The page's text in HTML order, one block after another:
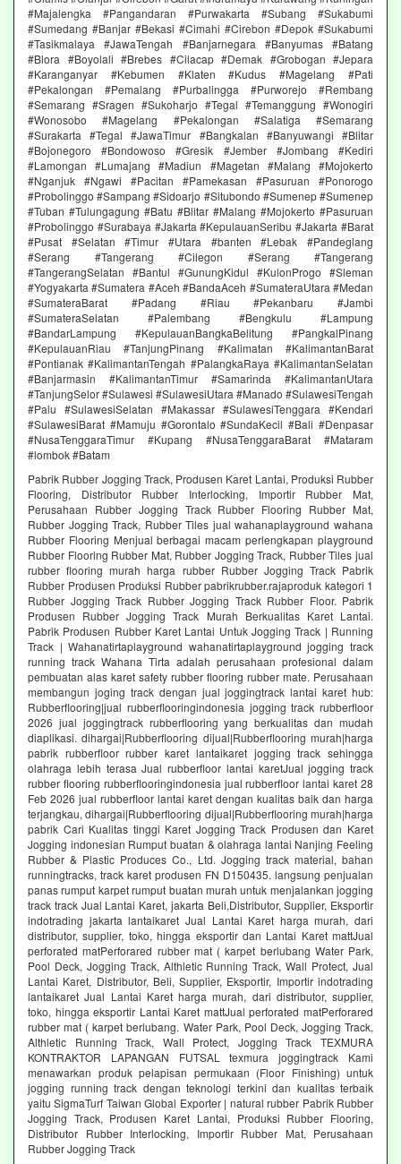
#Majalengka #Pangandaran #Purwakarta #Subang #Sukabumi
#Sumedang #Banjar #Bekasi #Cimahi #Cirebon #Depok #Sukabumi
#Tasikmalaya #JawaTengah #Banjarnegara #Banyumas #Batang
#Blora #Boyolali #Brebes #Cilacap #Demak #Grobogan #Jepara
#Karanganyar #Kebumen #Klaten #Kudus #Magelang #Pati
#Pekalongan #Pemalang #Purbalingga #Purworejo #Rembang
#Semarang #Sragen #Sukoharjo #Tegal #Temanggung #Wonogiri
#Wonosobo #Magelang #Pekalongan #Salatiga #Semarang
#Surakarta #Tegal #JawaTimur #Bangkalan #Banyuwangi #Blitar
#Bojonegoro #Bondowoso #Gresik #Jember #Jombang #Kediri
#Lamongan #Lumajang #Madiun #Magetan #Malang #Mojokerto
#Nganjuk #Ngawi #Pacitan #Pamekasan #Pasuruan #Ponorogo
#Probolinggo #Sampang #Sidoarjo #Situbondo #Sumenep #Sumenep
#Tuban #Tulungagung #Batu #Blitar #Malang #Mojokerto #Pasuruan
#Probolinggo #Surabaya #Jakarta #KepulauanSeribu #Jakarta #Barat
#Pusat #Selatan #Timur #Utara #banten #Lebak #Pandeglang
#Serang #Tangerang #Cilegon #Serang #Tangerang
#TangerangSelatan #Bantul #GunungKidul #KulonProgo #Sleman
#Yogyakarta #Sumatera #Aceh #BandaAceh #SumateraUtara #Medan
#SumateraBarat #Padang #Riau #Pekanbaru #Jambi
#SumateraSelatan #Palembang #Bengkulu #Lampung
#BandarLampung #KepulauanBangkaBelitung #PangkalPinang
#KepulauanRiau #TanjungPinang #Kalimatan #KalimantanBarat
#Pontianak #KalimantanTengah #PalangkaRaya #KalimantanSelatan
#Banjarmasin #KalimantanTimur #Samarinda #KalimantanUtara
#TanjungSelor #Sulawesi #SulawesiUtara #Manado #SulawesiTengah
#Palu #SulawesiSelatan #Makassar #SulawesiTenggara #Kendari
#SulawesiBarat #Mamuju #Gorontalo #SundaKecil #Bali #Denpasar
#NusaTenggaraTimur #Kupang #NusaTenggaraBarat #Mataram
#lombok #Batam
Pabrik Rubber Jogging Track, Produsen Karet Lantai, Produksi Rubber
Flooring, Distributor Rubber Interlocking, Importir Rubber Mat,
Perusahaan Rubber Jogging Track Rubber Flooring Rubber Mat,
Rubber Jogging Track, Rubber Tiles jual wahanaplayground wahana
Rubber Flooring Menjual berbagai macam perlengkapan playground
Rubber Flooring Rubber Mat, Rubber Jogging Track, Rubber Tiles jual
rubber flooring murah harga rubber Rubber Jogging Track Pabrik
Rubber Produsen Produksi Rubber pabrikrubber.rajaproduk kategori 1
Rubber Jogging Track Rubber Jogging Track Rubber Floor. Pabrik
Produsen Rubber Jogging Track Murah Berkualitas Karet Lantai.
Pabrik Produsen Rubber Karet Lantai Untuk Jogging Track | Running
Track | Wahanatirtaplayground wahanatirtaplayground jogging track
running track Wahana Tirta adalah perusahaan profesional dalam
pembuatan alas karet safety rubber flooring rubber mate. Perusahaan
membangun joging track dengan jual joggingtrack lantai karet hub:
Rubberflooring|jual rubberflooringindonesia jogging track rubberfloor
2026 jual joggingtrack rubberflooring yang berkualitas dan mudah
diaplikasi. dihargai|Rubberflooring dijual|Rubberflooring murah|harga
pabrik rubberfloor rubber karet lantaikaret jogging track sehingga
olahraga lebih terasa Jual rubberfloor lantai karetJual jogging track
rubber flooring rubberflooringindonesia jual rubberfloor lantai karet 28
Feb 2026 jual rubberfloor lantai karet dengan kualitas baik dan harga
terjangkau, dihargai|Rubberflooring dijual|Rubberflooring murah|harga
pabrik Cari Kualitas tinggi Karet Jogging Track Produsen dan Karet
Jogging indonesian Rumput buatan & olahraga lantai Nanjing Feeling
Rubber & Plastic Produces Co., Ltd. Jogging track material, bahan
runningtracks, track karet produsen FN D150435. langsung penjualan
panas rumput karpet rumput buatan murah untuk menjalankan jogging
track track Jual Lantai Karet, jakarta Beli,Distributor, Supplier, Eksportir
indotrading jakarta lantaikaret Jual Lantai Karet harga murah, dari
distributor, supplier, toko, hingga eksportir dan Lantai Karet mattJual
perforated matPerforared rubber mat ( karpet berlubang Water Park,
Pool Deck, Jogging Track, Althletic Running Track, Wall Protect, Jual
Lantai Karet, Distributor, Beli, Supplier, Eksportir, Importir indotrading
lantaikaret Jual Lantai Karet harga murah, dari distributor, supplier,
toko, hingga eksportir Lantai Karet mattJual perforated matPerforared
rubber mat ( karpet berlubang. Water Park, Pool Deck, Jogging Track,
Althletic Running Track, Wall Protect, Jogging Track TEXMURA
KONTRAKTOR LAPANGAN FUTSAL texmura joggingtrack Kami
menawarkan produk pelapisan permukaan (Floor Finishing) untuk
jogging running track dengan teknologi terkini dan kualitas terbaik
yaitu SigmaTurf Taiwan Global Exporter | natural rubber Pabrik Rubber
Jogging Track, Produsen Karet Lantai, Produksi Rubber Flooring,
Distributor Rubber Interlocking, Importir Rubber Mat, Perusahaan
Rubber Jogging Track